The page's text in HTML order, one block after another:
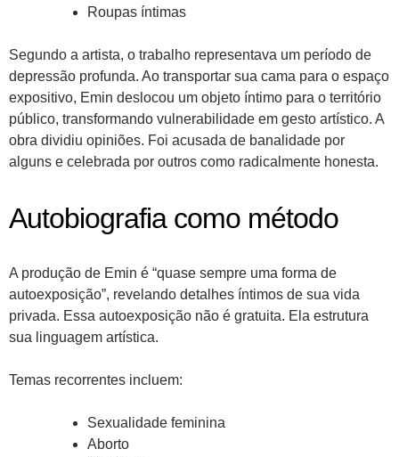
Roupas íntimas
Segundo a artista, o trabalho representava um período de
depressão profunda. Ao transportar sua cama para o espaço
expositivo, Emin deslocou um objeto íntimo para o território
público, transformando vulnerabilidade em gesto artístico. A
obra dividiu opiniões. Foi acusada de banalidade por
alguns e celebrada por outros como radicalmente honesta.
Autobiografia como método
A produção de Emin é “quase sempre uma forma de
autoexposição”, revelando detalhes íntimos de sua vida
privada. Essa autoexposição não é gratuita. Ela estrutura
sua linguagem artística.
Temas recorrentes incluem:
Sexualidade feminina
Aborto